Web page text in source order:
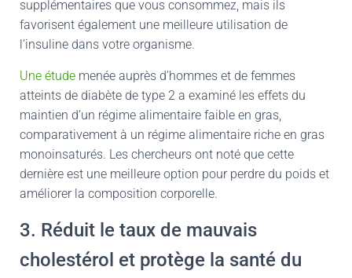
supplémentaires que vous consommez, mais ils
favorisent également une meilleure utilisation de
l’insuline dans votre organisme.
Une étude menée auprès d’hommes et de femmes
atteints de diabète de type 2 a examiné les effets du
maintien d’un régime alimentaire faible en gras,
comparativement à un régime alimentaire riche en gras
monoinsaturés. Les chercheurs ont noté que cette
dernière est une meilleure option pour perdre du poids et
améliorer la composition corporelle.
3. Réduit le taux de mauvais
cholestérol et protège la santé du